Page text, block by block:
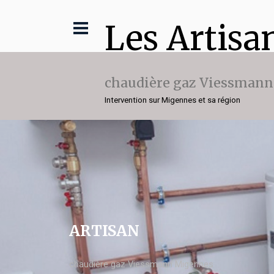
Les
chaudière gaz Viessmann
Intervention sur Migennes et sa région
ARTISAN
chaudière gaz Viessmann Migennes